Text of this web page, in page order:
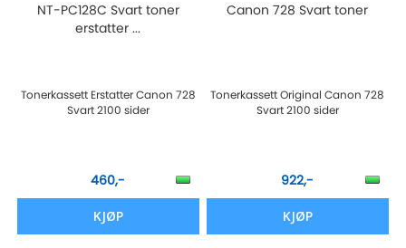
NT-PC128C Svart toner
erstatter ...
Tonerkassett Erstatter Canon 728
Svart 2100 sider
460,-
KJØP
Canon 728 Svart toner
Tonerkassett Original Canon 728
Svart 2100 sider
922,-
KJØP